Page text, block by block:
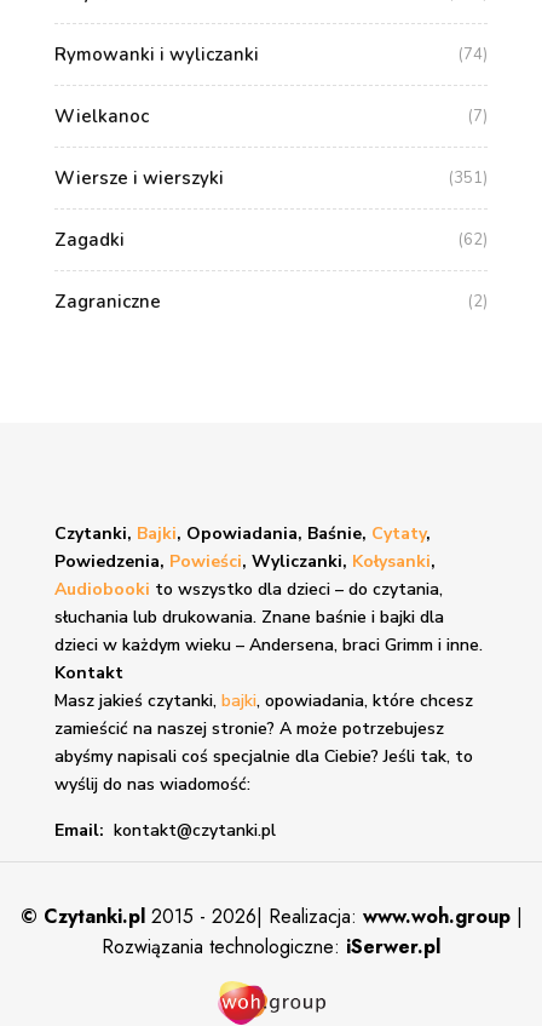
Rymowanki i wyliczanki (74)
Wielkanoc (7)
Wiersze i wierszyki (351)
Zagadki (62)
Zagraniczne (2)
Czytanki, Bajki, Opowiadania, Baśnie, Cytaty,
Powiedzenia, Powieści, Wyliczanki, Kołysanki,
Audiobooki to wszystko dla dzieci – do czytania,
słuchania lub drukowania. Znane baśnie i bajkidla
dzieci w każdym wieku – Andersena, braci Grimm i inne.
Kontakt
Masz jakieś czytanki, bajki, opowiadania, które chcesz
zamieścić na naszej stronie? A może potrzebujesz
abyśmy napisali coś specjalnie dla Ciebie? Jeśli tak, to
wyślij do nas wiadomość:
Email: kontakt@czytanki.pl
© Czytanki.pl 2015 - 2026| Realizacja: www.woh.group |
Rozwiązania technologiczne: iSerwer.pl